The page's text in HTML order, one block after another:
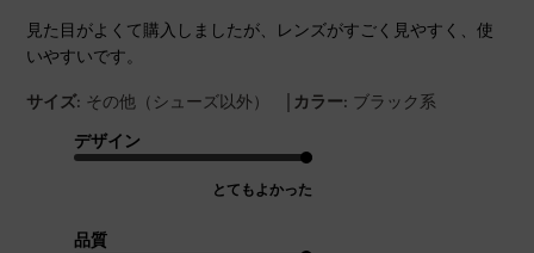
見た目がよくて購入しましたが、レンズがすごく見やすく、使
いやすいです。
サイズ: その他（シューズ以外） | カラー: ブラック系
デザイン
とてもよかった
品質